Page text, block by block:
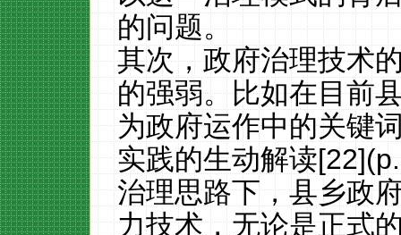
的问题。
其次，政府治理技术
的强弱。比如在目前
为政府运作中的关键
实践的生动解读
治理思路下，县乡政
力技术，无论是正式